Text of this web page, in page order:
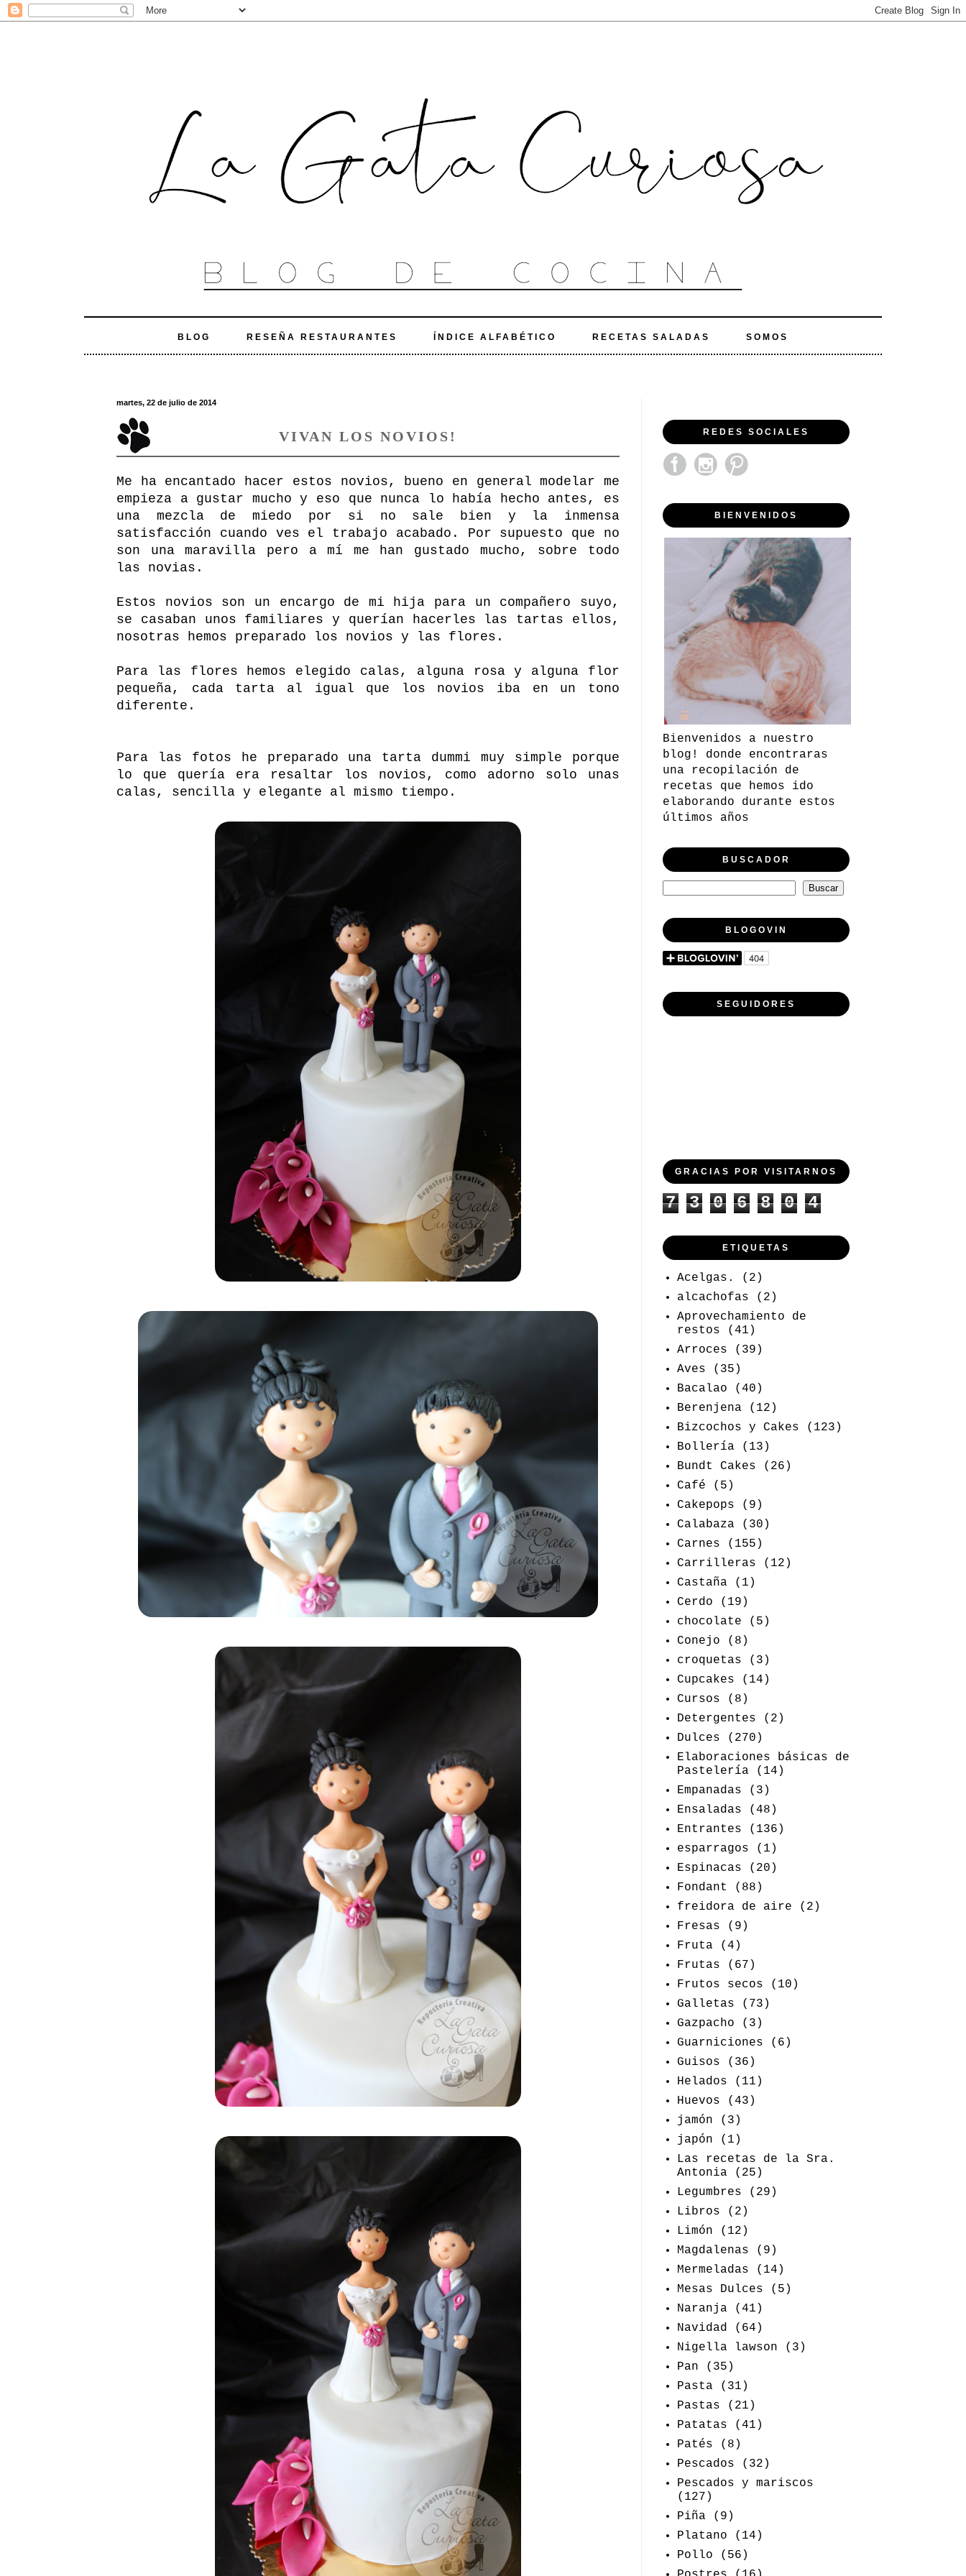
BLOG RESEÑA RESTAURANTES ÍNDICE ALFABÉTICO RECETAS SALADAS SOMOS
martes, 22 de julio de 2014
VIVAN LOS NOVIOS!
Me ha encantado hacer estos novios, bueno en general modelar me
empieza a gustar mucho y eso que nunca lo había hecho antes, es
una mezcla de miedo por si no sale bien y la inmensa
satisfacción cuando ves el trabajo acabado. Por supuesto que no
son una maravilla pero a mí me han gustado mucho, sobre todo
las novias.
Estos novios son un encargo de mi hija para un compañero suyo,
se casaban unos familiares y querían hacerles las tartas ellos,
nosotras hemos preparado los novios y las flores.
Para las flores hemos elegido calas, alguna rosa y alguna flor
pequeña, cada tarta al igual que los novios iba en un tono
diferente.
Para las fotos he preparado una tarta dummi muy simple porque
lo que quería era resaltar los novios, como adorno solo unas
calas, sencilla y elegante al mismo tiempo.
REDES SOCIALES
BIENVENIDOS
Bienvenidos a nuestro
blog! donde encontraras
una recopilación de
recetas que hemos ido
elaborando durante estos
últimos años
BUSCADOR
BLOGOVIN
SEGUIDORES
GRACIAS POR VISITARNOS
7 3 0 6 8 0 4
ETIQUETAS
Acelgas.
(2)
alcachofas
(2)
Aprovechamiento de
restos
(41)
Arroces
(39)
Aves
(35)
Bacalao
(40)
Berenjena
(12)
Bizcochos y Cakes
(123)
Bollería
(13)
Bundt Cakes
(26)
Café
(5)
Cakepops
(9)
Calabaza
(30)
Carnes
(155)
Carrilleras
(12)
Castaña
(1)
Cerdo
(19)
chocolate
(5)
Conejo
(8)
croquetas
(3)
Cupcakes
(14)
Cursos
(8)
Detergentes
(2)
Dulces
(270)
Elaboraciones básicas de
Pastelería
(14)
Empanadas
(3)
Ensaladas
(48)
Entrantes
(136)
esparragos
(1)
Espinacas
(20)
Fondant
(88)
freidora de aire
(2)
Fresas
(9)
Fruta
(4)
Frutas
(67)
Frutos secos
(10)
Galletas
(73)
Gazpacho
(3)
Guarniciones
(6)
Guisos
(36)
Helados
(11)
Huevos
(43)
jamón
(3)
japón
(1)
Las recetas de la Sra.
Antonia
(25)
Legumbres
(29)
Libros
(2)
Limón
(12)
Magdalenas
(9)
Mermeladas
(14)
Mesas Dulces
(5)
Naranja
(41)
Navidad
(64)
Nigella lawson
(3)
Pan
(35)
Pasta
(31)
Pastas
(21)
Patatas
(41)
Patés
(8)
Pescados
(32)
Pescados y mariscos
(127)
Piña
(9)
Platano
(14)
Pollo
(56)